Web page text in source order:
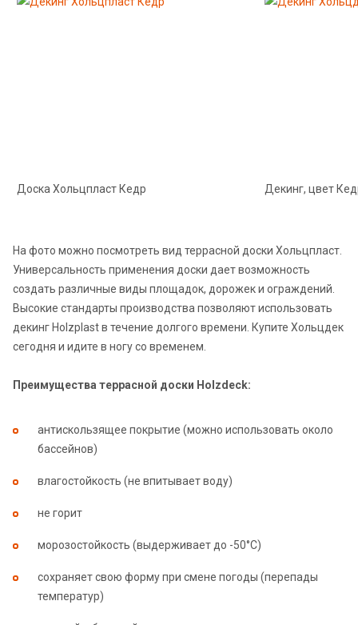
Доска Хольцпласт Кедр Декинг, цвет
На фото можно посмотреть вид террасной доски Хольцпласт.
Универсальность применения доски дает возможность
создать различные виды площадок, дорожек и ограждений.
Высокие стандарты производства позволяют использовать
декинг Holzplast в течение долгого времени. Купите Хольцдек
сегодня и идите в ногу со временем.
Преимущества террасной доски Holzdeck:
антискользящее покрытие (можно использовать около
бассейнов)
влагостойкость (не впитывает воду)
не горит
морозостойкость (выдерживает до -50°С)
сохраняет свою форму при смене погоды (перепады
температур)